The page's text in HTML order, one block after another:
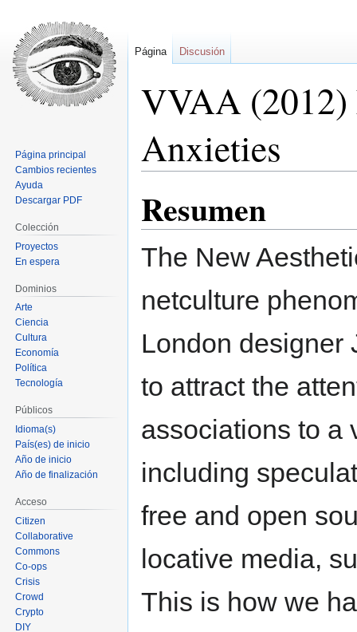
VVAA (2012)
Anxieties
la
navegación
la
búsqueda
Resumen
The New
netculture
London designer
to attract the
associations to a
including
free and open
locative media,
This is how we
Página Discusión
Página principal
Cambios recientes
Ayuda
Descargar PDF
Colección
Proyectos
En espera
Dominios
Arte
Ciencia
Cultura
Economía
Política
Tecnología
Públicos
Idioma(s)
País(es) de inicio
Año de inicio
Año de finalización
Acceso
Citizen
Collaborative
Commons
Co-ops
Crisis
Crowd
Crypto
DIY